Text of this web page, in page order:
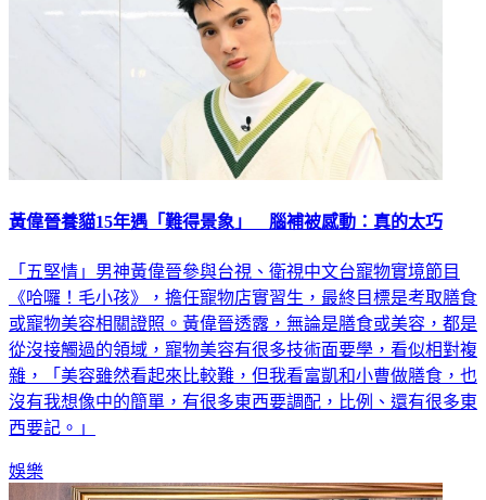
黃偉晉養貓15年遇「難得景象」 腦補被感動：真的太巧
「五堅情」男神黃偉晉參與台視、衛視中文台寵物實境節目
《哈囉！毛小孩》，擔任寵物店實習生，最終目標是考取膳食
或寵物美容相關證照。黃偉晉透露，無論是膳食或美容，都是
從沒接觸過的領域，寵物美容有很多技術面要學，看似相對複
雜，「美容雖然看起來比較難，但我看富凱和小曹做膳食，也
沒有我想像中的簡單，有很多東西要調配，比例、還有很多東
西要記。」
娛樂